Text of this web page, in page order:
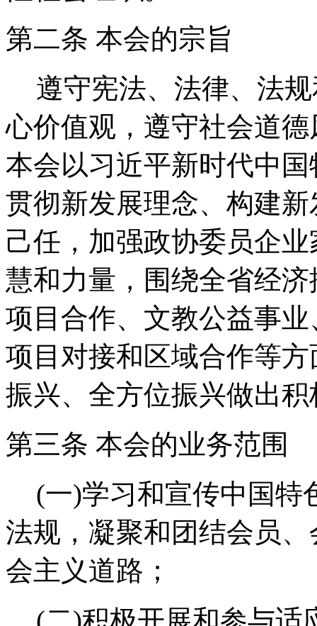
第二条 本会的宗旨
遵守宪法、法律、法
心价值观，遵守社会道德
本会以习近平新时代中
贯彻新发展理念、构建
己任，加强政协委员企
慧和力量，围绕全省经
项目合作、文教公益事
项目对接和区域合作等
振兴、全方位振兴做出
第三条 本会的业务范围
(一)学习和宣传中国特
法规，凝聚和团结会员
会主义道路；
(二)积极开展和参与适